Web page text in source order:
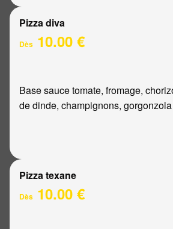
Pizza diva
Dès 10.00 €
Base sauce tomate, fromage,
de dinde, champignons, gorgonzola
Pizza texane
Dès 10.00 €